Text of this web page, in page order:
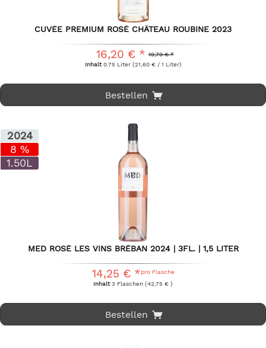
CUVÉE PREMIUM ROSÉ CHÂTEAU ROUBINE 2023
19,79 € *
16,20 € *
Inhalt0.75 Liter (21,60 € / 1 Liter)
Bestellen
2024
8 %
1.50L
MED ROSÉ LES VINS BRÉBAN 2024 | 3FL. | 1,5 LITER
14,25 € *pro Flasche
Inhalt3 Flaschen(42,75 € )
Bestellen